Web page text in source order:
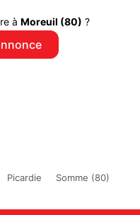
à Moreuil (80) ?
Picardie
Somme (80)